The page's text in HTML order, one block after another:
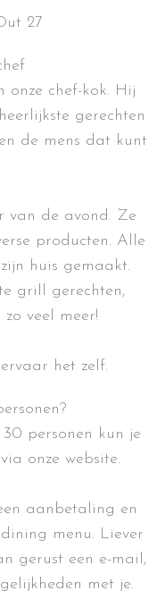
onze chef-kok. Hij
gerechten
de mens dat kunt
van de avond. Ze
producten. Alle
huis gemaakt.
grill gerechten,
veel meer!
het zelf.
personen kun je
onze website.
aanbetaling en
menu. Liever
gerust een e-mail,
met je.